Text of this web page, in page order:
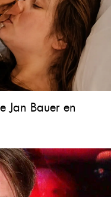
Jan Bauer en